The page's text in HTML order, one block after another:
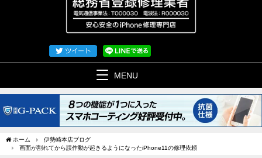
MENU
ホーム
伊勢崎本店ブログ
画面が割れてから誤作動が起きるようになったiPhone11の修理依頼